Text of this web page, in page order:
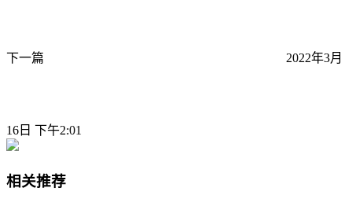
下一篇 2022年3月
16日 下午2:01
相关推荐